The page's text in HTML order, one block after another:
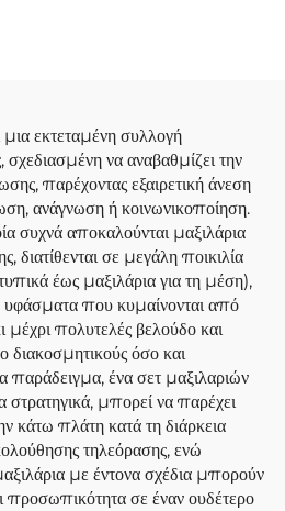
εκτεταμένη συλλογή
σχεδιασμένη να αναβαθμίζει την
παρέχοντας εξαιρετική άνεση
ανάγνωση ή κοινωνικοποίηση.
συχνά αποκαλούνται μαξιλάρια
διατίθενται σε μεγάλη ποικιλία
έως μαξιλάρια για τη μέση),
που κυμαίνονται από
μέχρι πολυτελές βελούδο και
διακοσμητικούς όσο και
παράδειγμα, ένα σετ μαξιλαριών
στρατηγικά, μπορεί να παρέχει
κάτω πλάτη κατά τη διάρκεια
τηλεόρασης, ενώ
με έντονα σχέδια μπορούν
σε έναν ουδέτερο